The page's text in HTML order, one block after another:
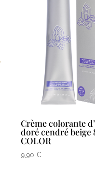
Crème colorante
doré cendré beige
COLOR
9,90€